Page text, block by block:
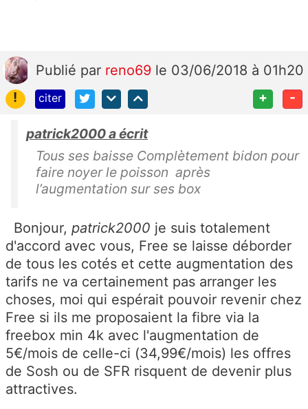
Publié par reno69 le 03/06/2018 à 01h20
!
citer + -
patrick2000 a écrit
Tous ses baisse Complètement bidon pour
faire noyer le poisson après
l’augmentation sur ses box
Bonjour, patrick2000 je suis totalement
d'accord avec vous, Free se laisse déborder
de tous les cotés et cette augmentation des
tarifs ne va certainement pas arranger les
choses, moi qui espérait pouvoir revenir chez
Free si ils me proposaient la fibre via la
freebox min 4k avec l'augmentation de
5€/mois de celle-ci (34,99€/mois) les offres
de Sosh ou de SFR risquent de devenir plus
attractives.